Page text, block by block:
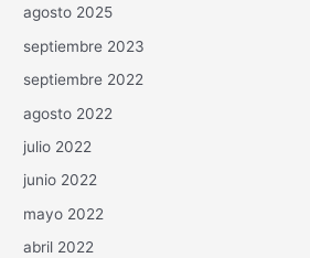
agosto 2025
septiembre 2023
septiembre 2022
agosto 2022
julio 2022
junio 2022
mayo 2022
abril 2022